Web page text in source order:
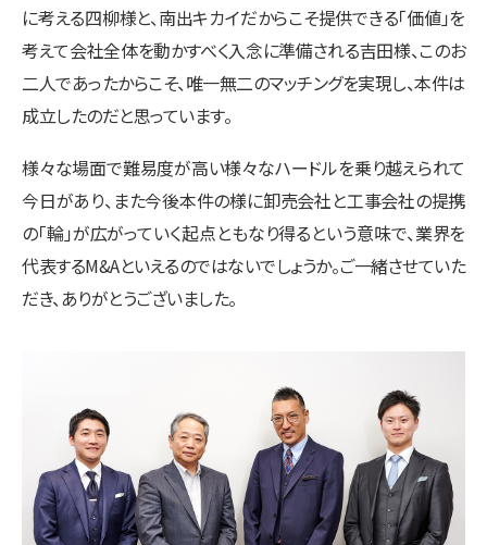
に考える四柳様と、南出キカイだからこそ提供できる「価値」を
考えて会社全体を動かすべく入念に準備される吉田様、このお
二人であったからこそ、唯一無二のマッチングを実現し、本件は
成立したのだと思っています。
様々な場面で難易度が高い様々なハードルを乗り越えられて
今日があり、また今後本件の様に卸売会社と工事会社の提携
の「輪」が広がっていく起点ともなり得るという意味で、業界を
代表するM&Aといえるのではないでしょうか。ご一緒させていた
だき、ありがとうございました。